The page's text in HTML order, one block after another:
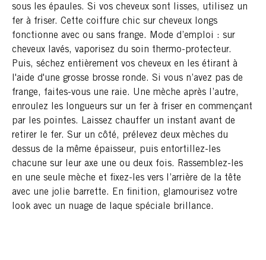
sous les épaules. Si vos cheveux sont lisses, utilisez un
fer à friser. Cette coiffure chic sur cheveux longs
fonctionne avec ou sans frange. Mode d’emploi : sur
cheveux lavés, vaporisez du soin thermo-protecteur.
Puis, séchez entièrement vos cheveux en les étirant à
l'aide d'une grosse brosse ronde. Si vous n’avez pas de
frange, faites-vous une raie. Une mèche après l’autre,
enroulez les longueurs sur un fer à friser en commençant
par les pointes. Laissez chauffer un instant avant de
retirer le fer. Sur un côté, prélevez deux mèches du
dessus de la même épaisseur, puis entortillez-les
chacune sur leur axe une ou deux fois. Rassemblez-les
en une seule mèche et fixez-les vers l’arrière de la tête
avec une jolie barrette. En finition, glamourisez votre
look avec un nuage de laque spéciale brillance.